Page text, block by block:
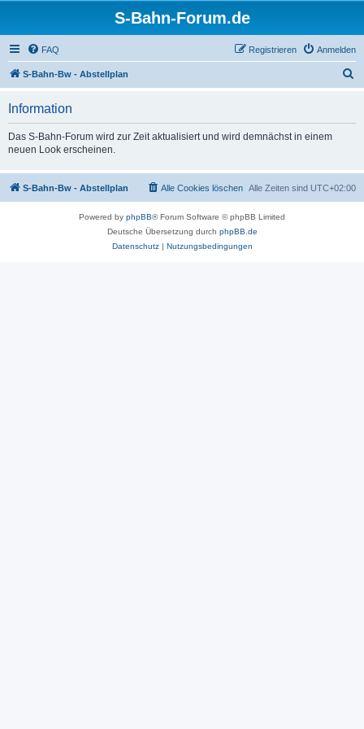
S-Bahn-Forum.de
FAQ Anmelden
Registrieren
S-Bahn-Bw - Abstellplan
Information
Das S-Bahn-Forum wird zur Zeit aktualisiert und wird demnächst in einem
neuen Look erscheinen.
S-Bahn-Bw - Abstellplan Alle Zeiten sind UTC+02:00
Alle Cookies löschen
Powered by phpBB® Forum Software © phpBB Limited
Deutsche Übersetzung durch phpBB.de
Datenschutz| Nutzungsbedingungen